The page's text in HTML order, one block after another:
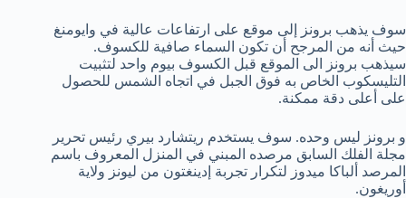
سوف يذهب برونز إلى موقع على ارتفاعات عالية في وايومنغ
حيث أنه من المرجح أن تكون السماء صافية للكسوف.
سيذهب برونز الى الموقع قبل الكسوف بيوم واحد لتثبيت
التليسكوب الخاص به فوق الجبل في اتجاه الشمس للحصول
على أعلى دقة ممكنة.
و برونز ليس وحده. سوف يستخدم ريتشارد بيري رئيس تحرير
مجلة الفلك السابق مرصده المبني في المنزل المعروف باسم
المرصد ألباكا ميدوز لتكرار تجربة إدينغتون من ليونز ولاية
أوريغون.